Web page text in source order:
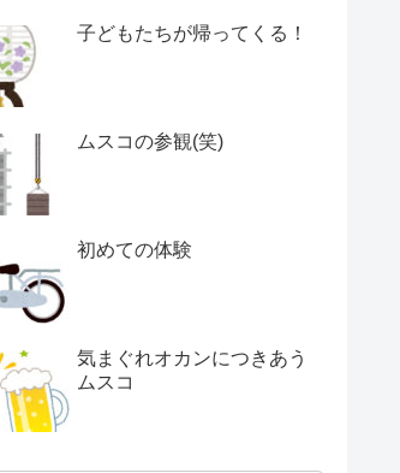
子どもたちが帰ってくる！
ムスコの参観(笑)
初めての体験
気まぐれオカンにつきあう
ムスコ